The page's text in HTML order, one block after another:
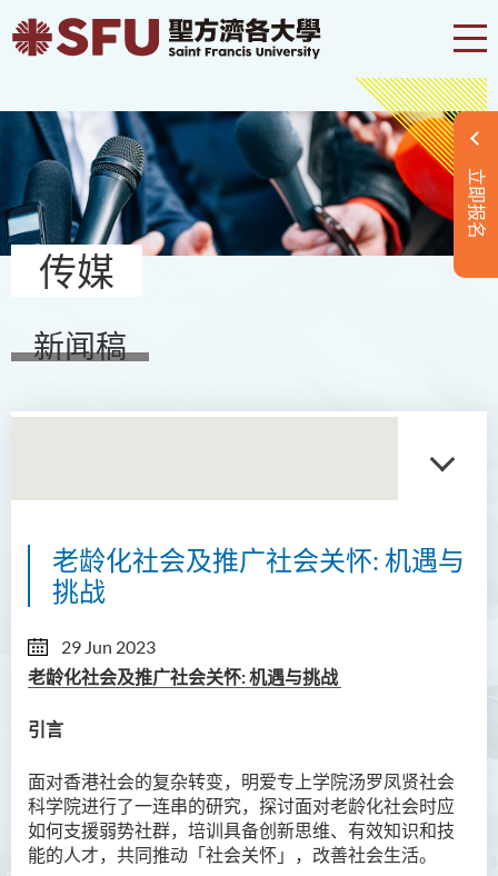
立即报名
传媒
新闻稿
老龄化社会及推广社会关怀: 机遇与
挑战
29 Jun 2023
老龄化社会及推广社会关怀:机遇与挑战
引言
面对香港社会的复杂转变，明爱专上学院汤罗凤贤社会
科学院进行了一连串的研究，探讨面对老龄化社会时应
如何支援弱势社群，培训具备创新思维、有效知识和技
能的人才，共同推动「社会关怀」，改善社会生活。